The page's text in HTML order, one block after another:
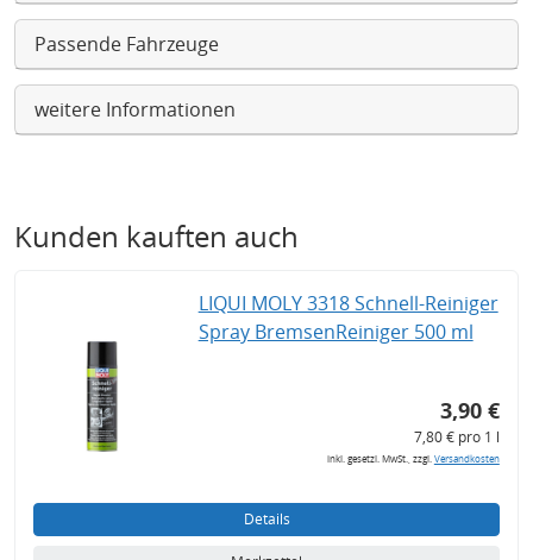
Passende Fahrzeuge
weitere Informationen
Kunden kauften auch
LIQUI MOLY 3318 Schnell-Reiniger
Spray BremsenReiniger 500 ml
3,90 €
7,80 € pro 1 l
inkl. gesetzl. MwSt., zzgl.Versandkosten
Details